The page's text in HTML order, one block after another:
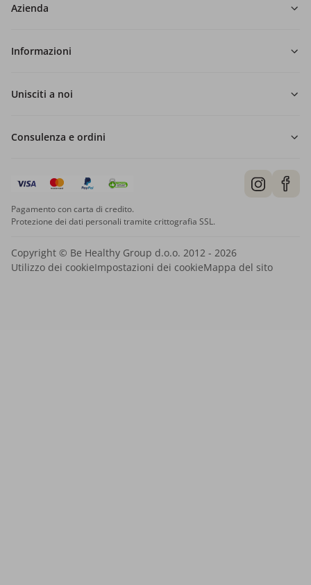
Azienda
Informazioni
Unisciti a noi
Consulenza e ordini
Pagamento con carta di credito.
Protezione dei dati personali tramite crittografia SSL.
Copyright © Be Healthy Group d.o.o. 2012 - 2026
Utilizzo dei cookieImpostazioni dei cookieMappa del sito